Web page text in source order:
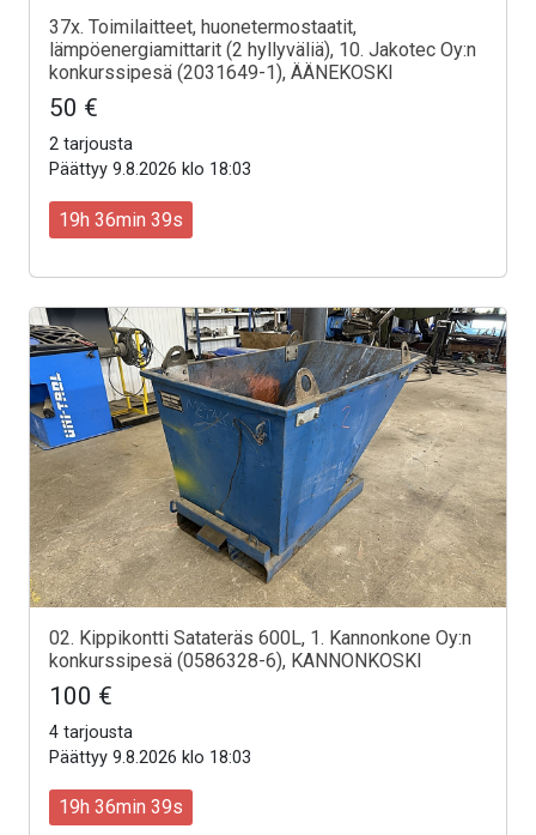
37x. Toimilaitteet, huonetermostaatit,
lämpöenergiamittarit (2 hyllyväliä), 10. Jakotec Oy:n
konkurssipesä (2031649-1), ÄÄNEKOSKI
50 €
2 tarjousta
Päättyy 9.8.2026 klo 18:03
19h 36min 37s
02. Kippikontti Satateräs 600L, 1. Kannonkone Oy:n
konkurssipesä (0586328-6), KANNONKOSKI
100 €
4 tarjousta
Päättyy 9.8.2026 klo 18:03
19h 36min 37s